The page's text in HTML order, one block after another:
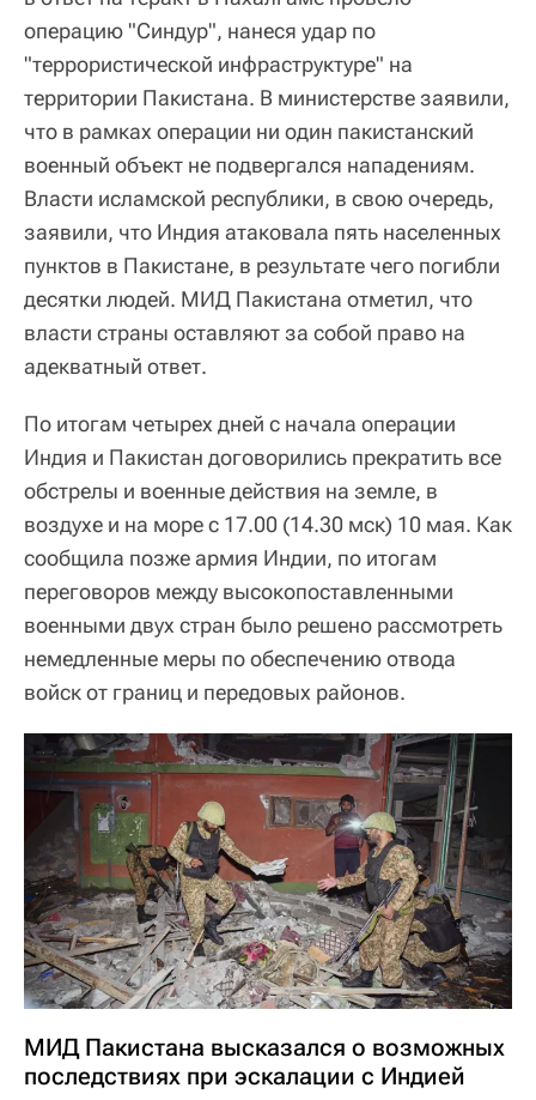
операцию "Синдур", нанеся удар по
"террористической инфраструктуре" на
территории Пакистана. В министерстве заявили,
что в рамках операции ни один пакистанский
военный объект не подвергался нападениям.
Власти исламской республики, в свою очередь,
заявили, что Индия атаковала пять населенных
пунктов в Пакистане, в результате чего погибли
десятки людей. МИД Пакистана отметил, что
власти страны оставляют за собой право на
адекватный ответ.
По итогам четырех дней с начала операции
Индия и Пакистан договорились прекратить все
обстрелы и военные действия на земле, в
воздухе и на море с 17.00 (14.30 мск) 10 мая. Как
сообщила позже армия Индии, по итогам
переговоров между высокопоставленными
военными двух стран было решено рассмотреть
немедленные меры по обеспечению отвода
войск от границ и передовых районов.
МИД Пакистана высказался о возможных
последствиях при эскалации с Индией